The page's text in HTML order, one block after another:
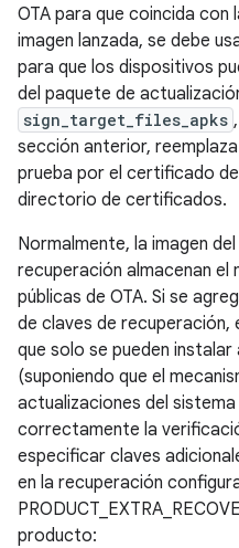
OTA para que coincida con
imagen lanzada, se debe
para que los dispositivos
del paquete de
sign_target_files_apks
sección anterior,
prueba por el certificado
directorio de certificados.
Normalmente, la imagen
recuperación almacenan el
públicas de OTA. Si se
de claves de recuperación,
que solo se pueden
(suponiendo que el
actualizaciones del
correctamente la
especificar claves
en la recuperación
producto: